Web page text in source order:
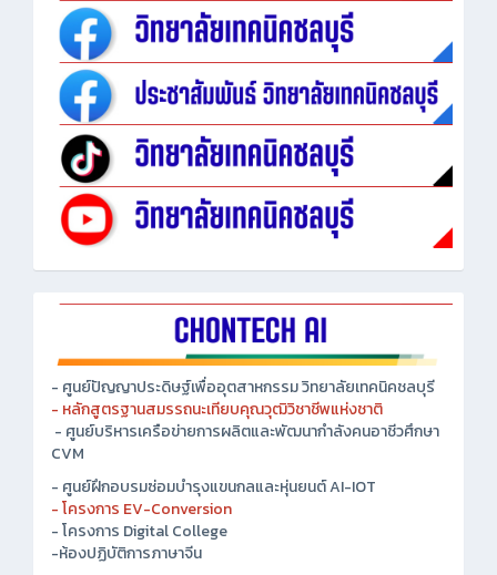
- ศูนย์ปัญญาประดิษฐ์เพื่ออุตสาหกรรม วิทยาลัยเทคนิคชลบุรี
- หลักสูตรฐานสมรรถนะเทียบคุณวุฒิวิชาชีพแห่งชาติ
- ศูนย์บริหารเครือข่ายการผลิตและพัฒนากำลังคนอาชีวศึกษา
CVM
- ศูนย์ฝึกอบรมซ่อมบำรุงแขนกลและหุ่นยนต์ AI-IOT
- โครงการ EV-Conversion
- โครงการ Digital College